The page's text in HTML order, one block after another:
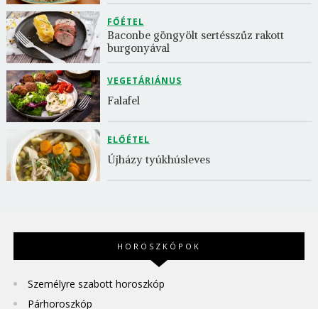
FŐÉTEL
Baconbe göngyölt sertésszűz rakott
burgonyával
VEGETÁRIÁNUS
Falafel
ELŐÉTEL
Újházy tyúkhúsleves
HOROSZKÓPOK
Személyre szabott horoszkóp
Párhoroszkóp